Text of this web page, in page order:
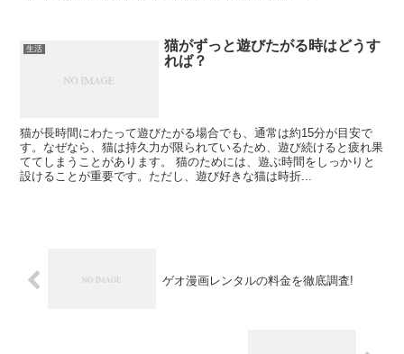
生活
猫がずっと遊びたがる時はどうす
れば？
猫が長時間にわたって遊びたがる場合でも、通常は約15分が目安で
す。なぜなら、猫は持久力が限られているため、遊び続けると疲れ果
ててしまうことがあります。 猫のためには、遊ぶ時間をしっかりと
設けることが重要です。ただし、遊び好きな猫は時折...
ゲオ漫画レンタルの料金を徹底調査!